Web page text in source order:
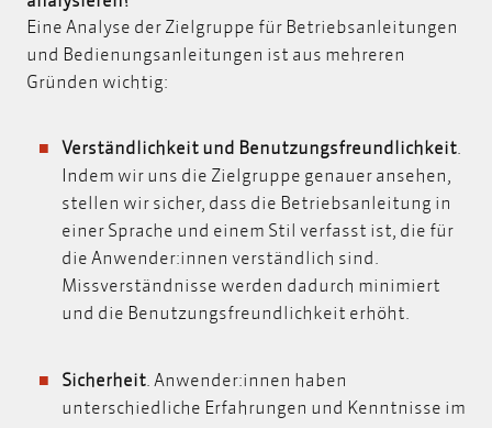
Eine Analyse der Zielgruppe für Betriebsanleitungen
und Bedienungsanleitungen ist aus mehreren
Gründen wichtig:
Verständlichkeit und Benutzungsfreundlichkeit.
Indem wir uns die Zielgruppe genauer ansehen,
stellen wir sicher, dass die Betriebsanleitung in
einer Sprache und einem Stil verfasst ist, die für
die Anwender:innen verständlich sind.
Missverständnisse werden dadurch minimiert
und die Benutzungsfreundlichkeit erhöht.
Sicherheit . Anwender:innen haben
unterschiedliche Erfahrungen und Kenntnisse im